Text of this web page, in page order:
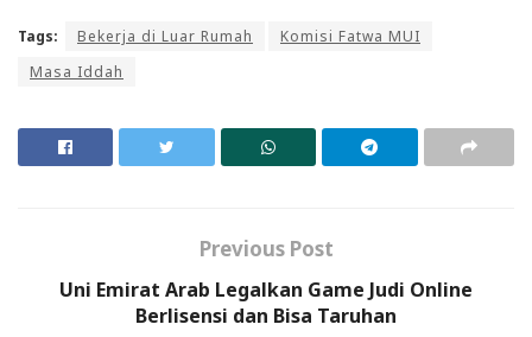
Tags: Bekerja di Luar Rumah
Komisi Fatwa MUI
Masa Iddah
Previous Post
Uni Emirat Arab Legalkan Game Judi Online
Berlisensi dan Bisa Taruhan